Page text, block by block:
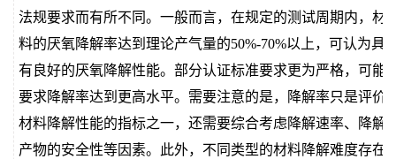
法规要求而有所不同。一般而言，在规定的测试周期内，材
料的厌氧降解率达到理论产气量的50%-70%以上，可认为具
有良好的厌氧降解性能。部分认证标准要求更为严格，可能
要求降解率达到更高水平。需要注意的是，降解率只是评价
材料降解性能的指标之一，还需要综合考虑降解速率、降解
产物的安全性等因素。此外，不同类型的材料降解难度存在